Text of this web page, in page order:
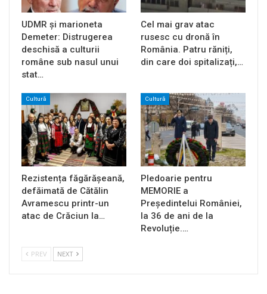
UDMR și marioneta
Demeter: Distrugerea
deschisă a culturii
române sub nasul unui
stat…
Cel mai grav atac
rusesc cu dronă în
România. Patru răniți,
din care doi spitalizați,…
Cultură
Rezistența făgărășeană,
defăimată de Cătălin
Avramescu printr-un
atac de Crăciun la…
Cultură
Pledoarie pentru
MEMORIE a
Președintelui României,
la 36 de ani de la
Revoluție.…
PREV NEXT